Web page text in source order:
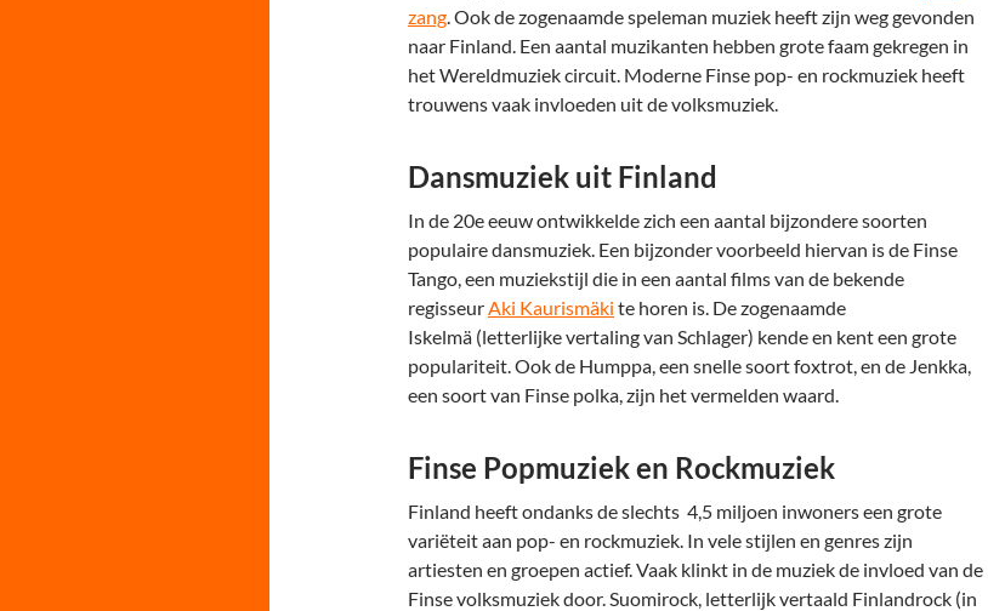
zang. Ook de zogenaamde speleman muziek heeft zijn weg gevonden
naar Finland. Een aantal muzikanten hebben grote faam gekregen in
het Wereldmuziek circuit. Moderne Finse pop- en rockmuziek heeft
trouwens vaak invloeden uit de volksmuziek.
Dansmuziek uit Finland
In de 20e eeuw ontwikkelde zich een aantal bijzondere soorten
populaire dansmuziek. Een bijzonder voorbeeld hiervan is de Finse
Tango, een muziekstijl die in een aantal films van de bekende
regisseurAki Kaurismäki te horen is. De zogenaamde
Iskelmä (letterlijke vertaling van Schlager) kende en kent een grote
populariteit. Ook de Humppa, een snelle soort foxtrot, en de Jenkka,
een soort van Finse polka, zijn het vermelden waard.
Finse Popmuziek en Rockmuziek
Finland heeft ondanks de slechts 4,5 miljoen inwoners een grote
variëteit aan pop- en rockmuziek. In vele stijlen en genres zijn
artiesten en groepen actief. Vaak klinkt in de muziek de invloed van de
Finse volksmuziek door. Suomirock, letterlijk vertaald Finlandrock (in